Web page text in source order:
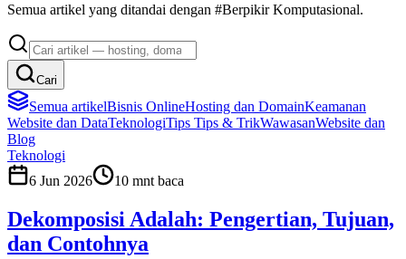
Semua artikel yang ditandai dengan #Berpikir Komputasional.
Cari
Semua artikelBisnis OnlineHosting dan DomainKeamanan
Website dan DataTeknologiTips Tips & TrikWawasanWebsite dan
Blog
Teknologi
6 Jun 2026
10 mnt baca
Dekomposisi Adalah: Pengertian, Tujuan,
dan Contohnya